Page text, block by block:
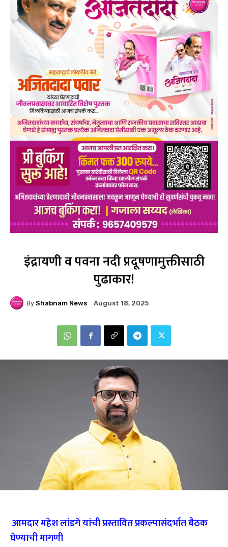
इंद्रायणी व पवना नदी प्रदूषणामुक्तीसाठी
पुढाकार!
By Shabnam News August 18, 2025
आमदार महेश लांडगे यांची प्रस्तावित प्रकल्पासंदर्भात बैठक
घेण्याची मागणी